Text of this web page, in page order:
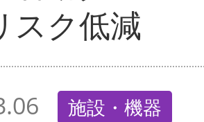
スク低減
施設・機器